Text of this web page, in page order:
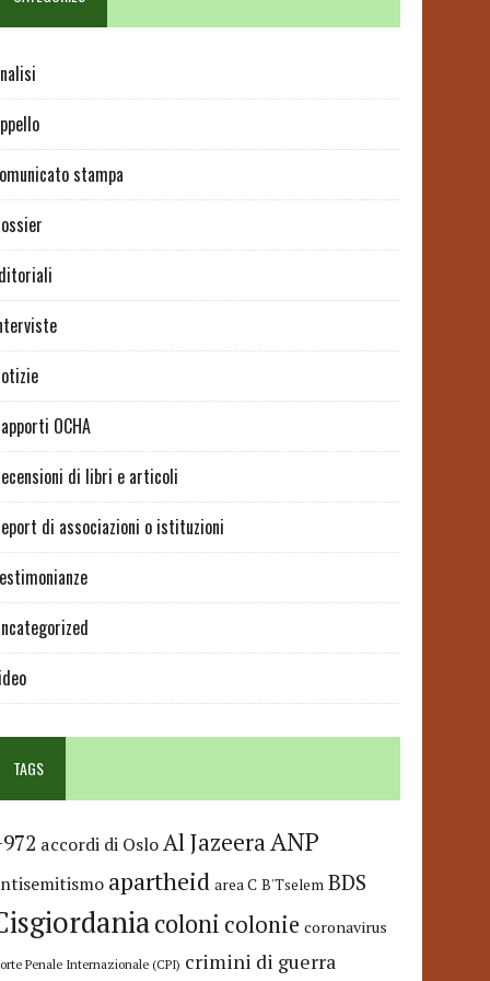
stampa
OCHA
di libri e articoli
di associazioni o istituzioni
TAGS
accordi di OsloAl JazeeraANP
apartheid area C B'Tselem BDS
coloni colonie coronavirus
Penale Internazionale (CPI) crimini di guerra